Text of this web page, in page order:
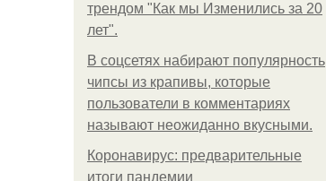
трендом "Как мы Изменились за 20
лет".
В соцсетях набирают популярность
чипсы из крапивы, которые
пользователи в комментариях
называют неожиданно вкусными.
Коронавирус: предварительные
итоги пандемии